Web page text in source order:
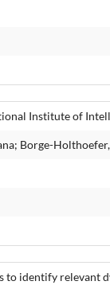
Institute of
Borge-
to identify relevant